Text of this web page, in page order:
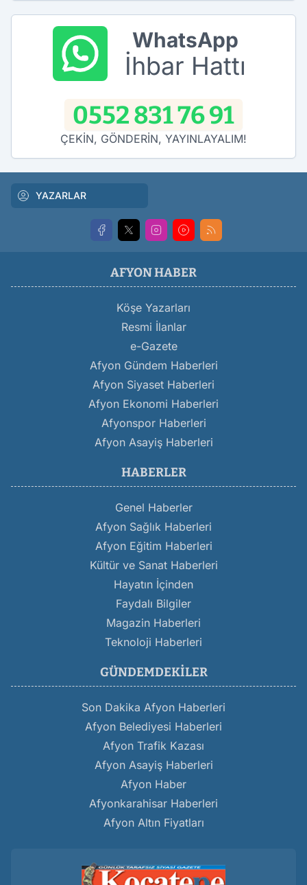
WhatsApp
İhbar Hattı
0552 831 76 91
ÇEKİN, GÖNDERİN, YAYINLAYALIM!
YAZARLAR
AFYON HABER
Köşe Yazarları
Resmi İlanlar
e-Gazete
Afyon Gündem Haberleri
Afyon Siyaset Haberleri
Afyon Ekonomi Haberleri
Afyonspor Haberleri
Afyon Asayiş Haberleri
HABERLER
Genel Haberler
Afyon Sağlık Haberleri
Afyon Eğitim Haberleri
Kültür ve Sanat Haberleri
Hayatın İçinden
Faydalı Bilgiler
Magazin Haberleri
Teknoloji Haberleri
GÜNDEMDEKILER
Son Dakika Afyon Haberleri
Afyon Belediyesi Haberleri
Afyon Trafik Kazası
Afyon Asayiş Haberleri
Afyon Haber
Afyonkarahisar Haberleri
Afyon Altın Fiyatları